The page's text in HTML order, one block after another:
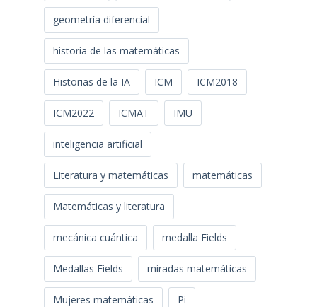
geometría diferencial
historia de las matemáticas
Historias de la IA ICM ICM2018
ICM2022 ICMAT IMU
inteligencia artificial
Literatura y matemáticas matemáticas
Matemáticas y literatura
mecánica cuántica medalla Fields
Medallas Fields miradas matemáticas
Mujeres matemáticas Pi